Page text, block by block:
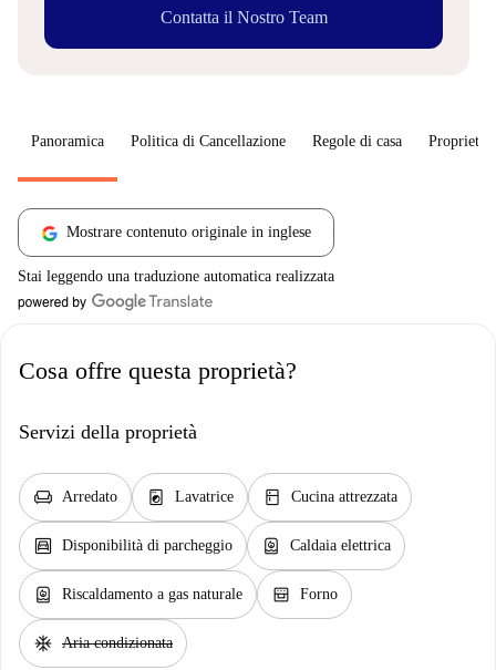
Contatta il Nostro Team
Panoramica Politica di Cancellazione Regole di casa
Mostrare contenuto originale in inglese
Stai leggendo una traduzione automatica realizzata
Cosa offre questa proprietà?
Servizi della proprietà
chair Arredato local_laundry_service Lavatrice kitchen Cucina attrezzata
garage Disponibilità di parcheggio water_heater Caldaia elettrica
water_heater Riscaldamento a gas naturale oven_gen Forno
ac_unit Aria condizionata